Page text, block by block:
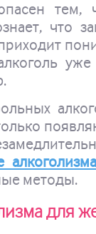
тем,
что
алкоголизма
методы.
для